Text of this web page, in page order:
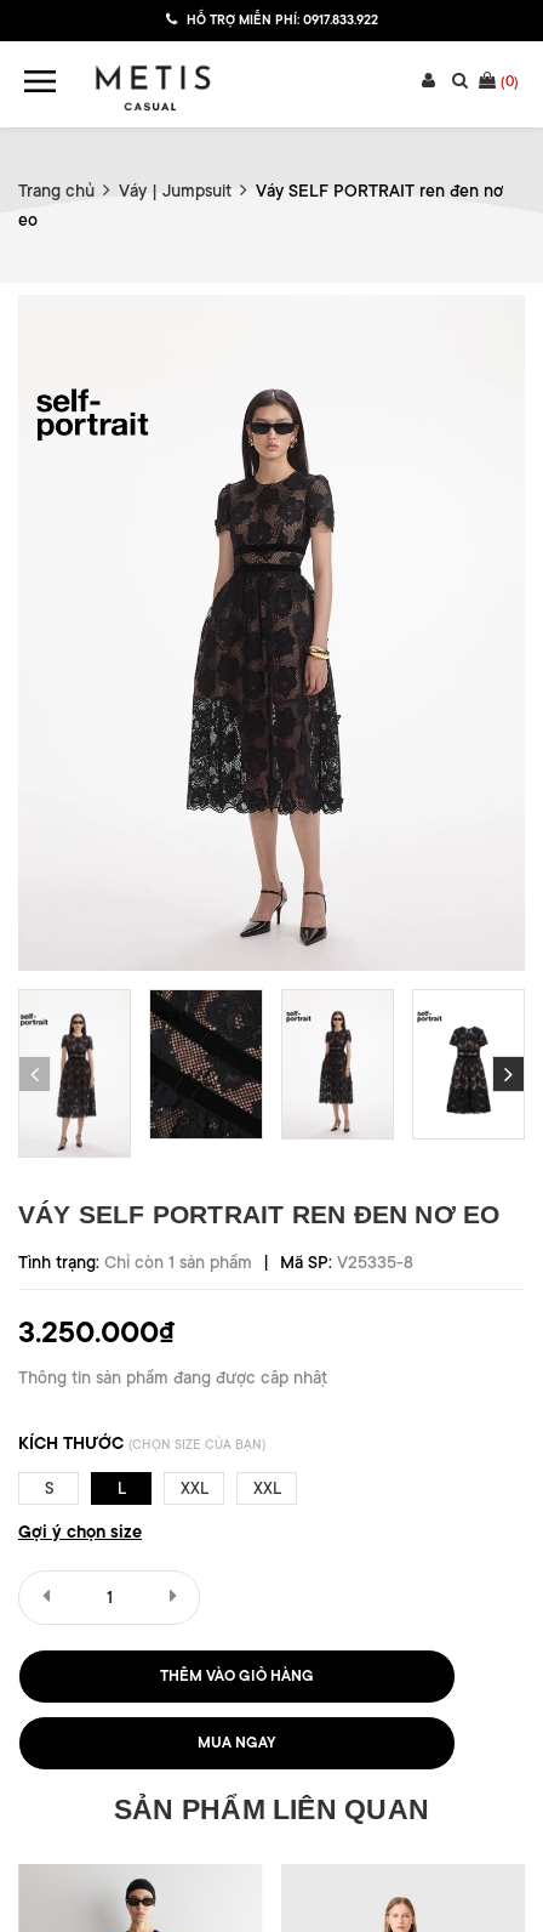
HỖ TRỢ MIỄN PHÍ: 0917.833.922
(0)
Trang chủ Váy | Jumpsuit
Váy SELF PORTRAIT ren đen nơ
eo
VÁY SELF PORTRAIT REN ĐEN NƠ EO
Tình trạng: Chỉ còn 1 sản phẩm | Mã SP: V25335-8
3.250.000₫
Thông tin sản phẩm đang được cập nhật
KÍCH THƯỚC (CHỌN SIZE CỦA BẠN)
S L XXL XXL
Gợi ý chọn size
THÊM VÀO GIỎ HÀNG
MUA NGAY
SẢN PHẨM LIÊN QUAN